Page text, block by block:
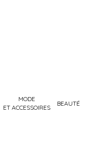
MODE
ET ACCESSOIRES
BEAUTÉ